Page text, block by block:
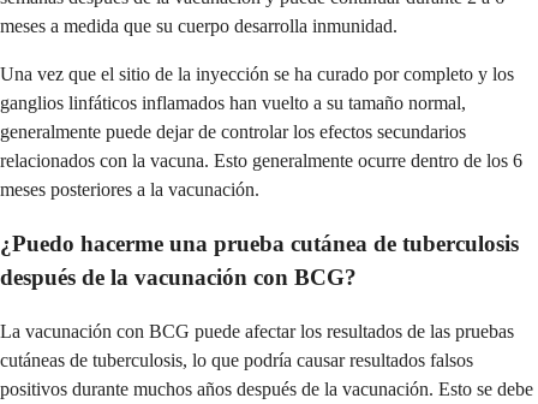
meses a medida que su cuerpo desarrolla inmunidad.
Una vez que el sitio de la inyección se ha curado por completo y los
ganglios linfáticos inflamados han vuelto a su tamaño normal,
generalmente puede dejar de controlar los efectos secundarios
relacionados con la vacuna. Esto generalmente ocurre dentro de los 6
meses posteriores a la vacunación.
¿Puedo hacerme una prueba cutánea de tuberculosis
después de la vacunación con BCG?
La vacunación con BCG puede afectar los resultados de las pruebas
cutáneas de tuberculosis, lo que podría causar resultados falsos
positivos durante muchos años después de la vacunación. Esto se debe